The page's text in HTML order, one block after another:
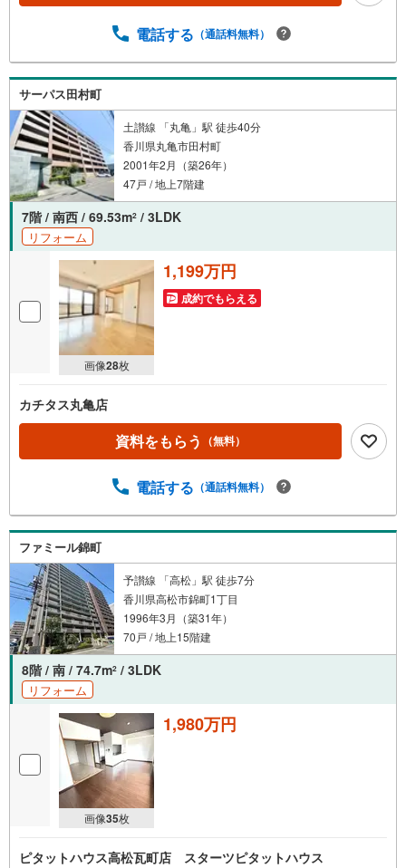
電話する （通話料無料）
サーパス田村町
土讃線 「丸亀」駅 徒歩40分
香川県丸亀市田村町
2001年2月（築26年）
47戸 / 地上7階建
7階 / 南西 / 69.53m2 / 3LDK
リフォーム
画像28枚
1,199万円
成約でもらえる
カチタス丸亀店
資料をもらう （無料）
電話する （通話料無料）
ファミール錦町
予讃線 「高松」駅 徒歩7分
香川県高松市錦町1丁目
1996年3月（築31年）
70戸 / 地上15階建
8階 / 南 / 74.7m2 / 3LDK
リフォーム
画像35枚
1,980万円
ピタットハウス高松瓦町店 スターツピタットハウス